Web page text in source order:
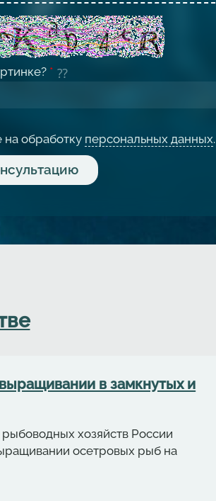
*
на обработку персональных данных.
в замкнутых и
хозяйств России
осетровых рыб на